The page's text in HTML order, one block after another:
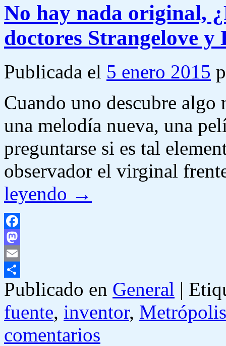
No hay nada original,
doctores Strangelove
Publicada el 5 enero 2015
Cuando uno descubre algo
una melodía nueva, una
preguntarse si es tal
observador el virginal
leyendo →
Facebook
Mastodon
Email
Compartir
Publicado en General |
fuente, inventor, Metrópolis
comentarios